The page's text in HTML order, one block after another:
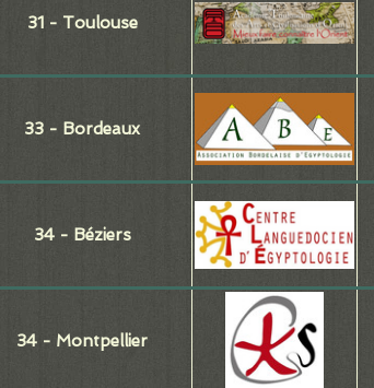
31 - Toulouse
33 - Bordeaux
34 - Béziers
34 - Montpellier